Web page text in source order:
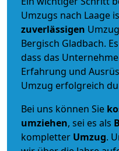
Umzugs nach Laage
zuverlässigen
Bergisch Gladbach.
dass das
Erfahrung und
Umzug erfolgreich
Bei uns können Sie
umziehen, sei es als
kompletter Umzug.